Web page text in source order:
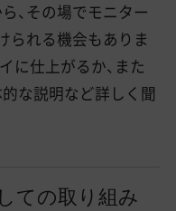
、その場でモニター
られる機会もありま
に仕上がるか、また
な説明など詳しく聞
ての取り組み